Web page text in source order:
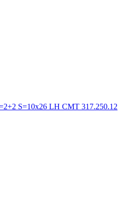
S=10x26 LH CMT 317.250.12